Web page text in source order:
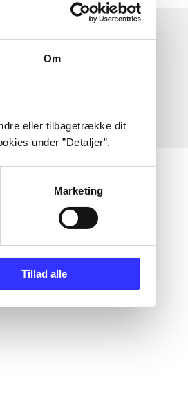
Om
eller tilbagetrække dit
under ”Detaljer”.
Marketing
Tillad alle